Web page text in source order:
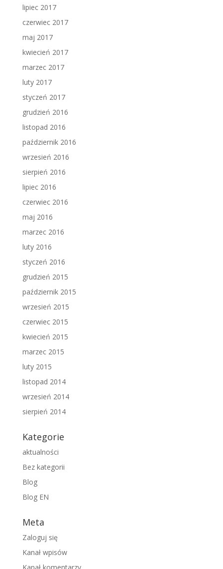
lipiec 2017
czerwiec 2017
maj 2017
kwiecień 2017
marzec 2017
luty 2017
styczeń 2017
grudzień 2016
listopad 2016
październik 2016
wrzesień 2016
sierpień 2016
lipiec 2016
czerwiec 2016
maj 2016
marzec 2016
luty 2016
styczeń 2016
grudzień 2015
październik 2015
wrzesień 2015
czerwiec 2015
kwiecień 2015
marzec 2015
luty 2015
listopad 2014
wrzesień 2014
sierpień 2014
Kategorie
aktualności
Bez kategorii
Blog
Blog EN
Meta
Zaloguj się
Kanał wpisów